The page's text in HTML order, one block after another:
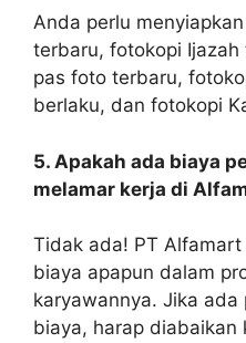
Anda perlu
terbaru, fotokopi Ijazah
pas foto terbaru,
berlaku, dan fotokopi
5. Apakah ada biaya
melamar kerja di
Tidak ada! PT
biaya apapun dalam
karyawannya. Jika ada
biaya, harap diabaikan